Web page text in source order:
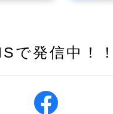
で発信中！！